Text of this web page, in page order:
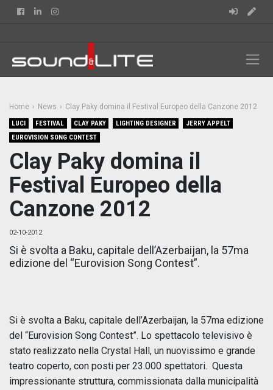
FacebookLinkedin
Home News Clay Paky domina il Festival Europeo della Canzone 2012
LUCI FESTIVAL CLAY PAKY LIGHTING DESIGNER
JERRY APPELT
EUROVISION SONG CONTEST
Clay Paky domina il
Festival Europeo della
Canzone 2012
02-10-2012
Si è svolta a Baku, capitale dell’Azerbaijan, la 57ma
edizione del “Eurovision Song Contest”.
Si è svolta a Baku, capitale dell’Azerbaijan, la 57ma edizione
del “Eurovision Song Contest”. Lo spettacolo televisivo è
stato realizzato nella Crystal Hall, un nuovissimo e grande
teatro coperto, con posti per 23.000 spettatori. Questa
impressionante struttura, commissionata dalla municipalità